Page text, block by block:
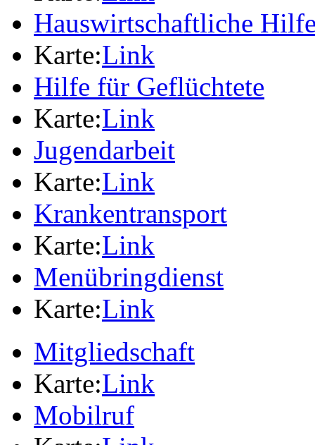
Hauswirtschaftliche
Karte:Link
Hilfe für Geflüchtete
Karte:Link
Jugendarbeit
Karte:Link
Krankentransport
Karte:Link
Menübringdienst
Karte:Link
Mitgliedschaft
Karte:Link
Mobilruf